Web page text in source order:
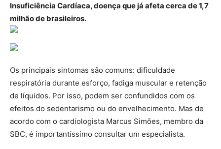
Insuficiência Cardíaca, doença que já afeta cerca de 1,7
milhão de brasileiros.
Os principais sintomas são comuns: dificuldade
respiratória durante esforço, fadiga muscular e retenção
de líquidos. Por isso, podem ser confundidos com os
efeitos do sedentarismo ou do envelhecimento. Mas de
acordo com o cardiologista Marcus Simões, membro da
SBC, é importantíssimo consultar um especialista.